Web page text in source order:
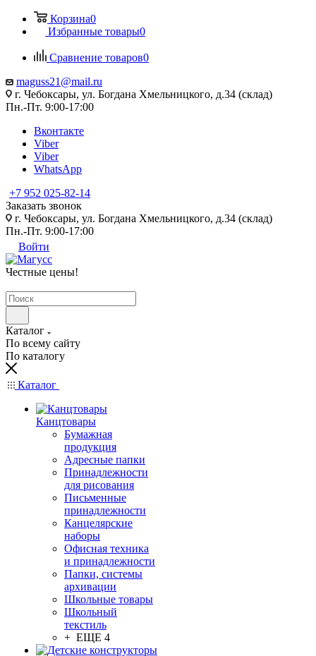
Корзина0
Избранные товары0
Сравнение товаров0
maguss21@mail.ru
г. Чебоксары, ул. Богдана Хмельницкого, д.34 (склад)
Пн.-Пт. 9:00-17:00
Вконтакте
Viber
Viber
WhatsApp
+7 952 025-82-14
Заказать звонок
г. Чебоксары, ул. Богдана Хмельницкого, д.34 (склад)
Пн.-Пт. 9:00-17:00
Войти
Честные цены!
Каталог
По всему сайту
По каталогу
Каталог
Канцтовары
Бумажная
продукция
Адресные папки
Принадлежности
для рисования
Письменные
принадлежности
Канцелярские
наборы
Офисная техника
и принадлежности
Папки, системы
архивации
Школьные товары
Школьный
текстиль
+ ЕЩЕ 4